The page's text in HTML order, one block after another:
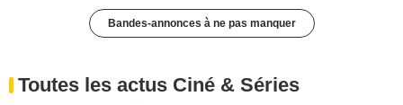
Bandes-annonces à ne pas manquer
Toutes les actus Ciné & Séries